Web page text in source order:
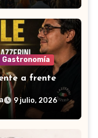
Gastronomía
a frente
9 julio, 2026